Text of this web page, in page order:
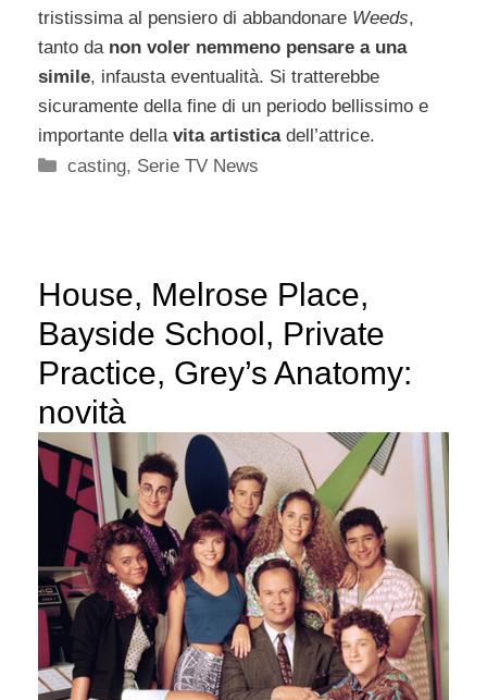
tristissima al pensiero di abbandonare Weeds,
tanto da non voler nemmeno pensare a una
simile, infausta eventualità. Si tratterebbe
sicuramente della fine di un periodo bellissimo e
importante della vita artisticadell’attrice.
Categorie
casting, Serie TV News
House, Melrose Place,
Bayside School, Private
Practice, Grey’s Anatomy:
novità